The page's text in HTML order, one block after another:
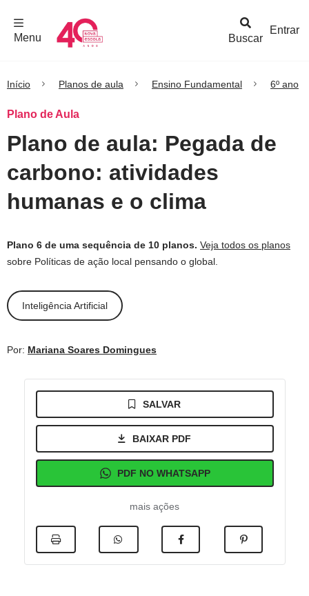
Buscar
Menu
Entrar
Início Planos de aula Ensino Fundamental 6º ano
Plano de Aula
Plano de aula: Pegada de
carbono: atividades
humanas e o clima
Plano 6 de uma sequência de 10 planos. Veja todos os planos
sobre Políticas de ação local pensando o global.
Inteligência Artificial
Por: Mariana Soares Domingues
SALVAR
BAIXAR PDF
PDF NO WHATSAPP
mais ações